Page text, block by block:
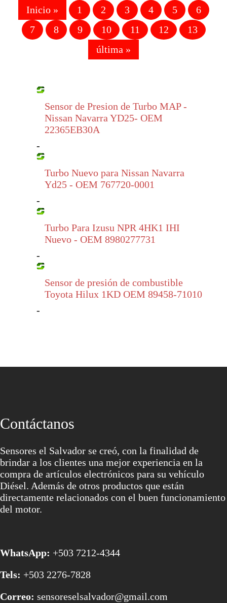
Inicio » 1 2 3 4 5
6
7
8 9 10 11 12
13
última »
Sensor de Presion de Turbo MAP -
Nissan Navarra YD25- OEM
22365EB30A
-
Turbo Nuevo para Nissan Navarra
Yd25 - OEM 767720-0001
-
Turbo Para Izusu NPR 4HK1 IHI
Nuevo - OEM 8980277731
-
Sensor de presión de combustible
Toyota Hilux 1KD OEM 89458-71010
-
Contáctanos
Sensores el Salvador se creó, con la finalidad de
brindar a los clientes una mejor experiencia en la
compra de artículos electrónicos para su vehículo
Diésel. Además de otros productos que están
directamente relacionados con el buen funcionamiento
del motor.
WhatsApp: +503 7212-4344
Tels: +503 2276-7828
Correo: sensoreselsalvador@gmail.com